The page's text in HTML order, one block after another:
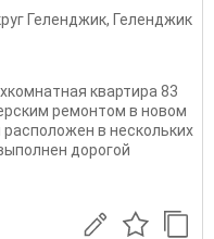
Геленджик, Геленджик
квартира 83
ремонтом в новом
в нескольких
дорогой